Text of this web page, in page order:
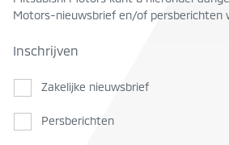
Motors-nieuwsbrief en/of persberichten
Inschrijven
Zakelijke nieuwsbrief
Persberichten